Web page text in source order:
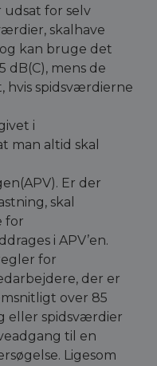
udsat for selv
skalhave
kan bruge det
dB(C), mens de
spidsværdierne
i
man altid skal
Er der
skal
for
i APV’en.
for
der er
over 85
eller spidsværdier
til en
Ligesom